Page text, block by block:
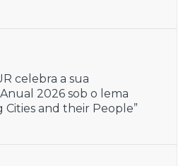
celebra a sua
2026 sob o lema
Cities and their People”